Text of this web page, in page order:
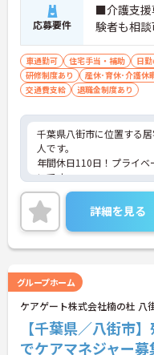
応募要件
■介護支援
験者も相談
車通勤可 住宅手当・補助 日
研修制度あり
産休･育休･介護休
交通費支給
退職金制度あり
千葉県八街市に位置する
人です。
年間休日110日！プライベ
いです。
ご興味のある方は、お気
い。
詳細を見る
グループホーム
ケアゲート株式会社楠の杜 八
【千葉県／八街市
でケアマネジャー募